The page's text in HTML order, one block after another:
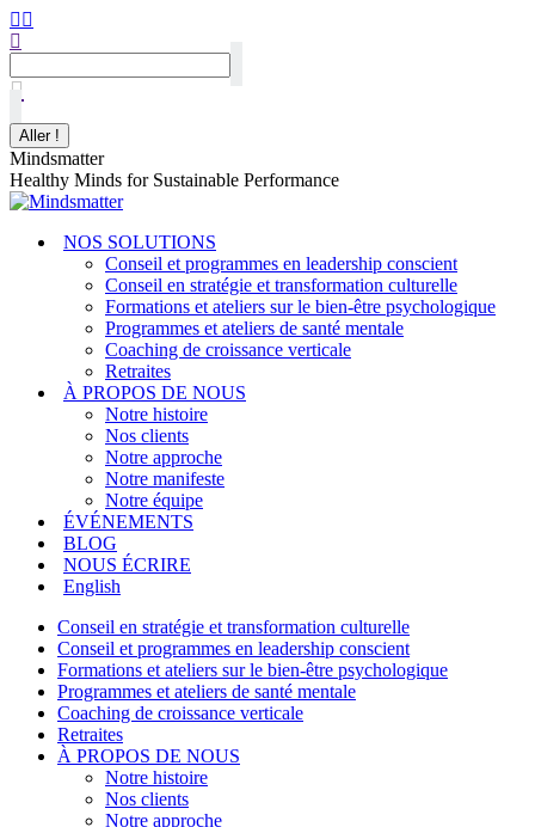
Mindsmatter
Healthy Minds for Sustainable Performance
NOS SOLUTIONS
Conseil et programmes en leadership conscient
Conseil en stratégie et transformation culturelle
Formations et ateliers sur le bien-être psychologique
Programmes et ateliers de santé mentale
Coaching de croissance verticale
Retraites
À PROPOS DE NOUS
Notre histoire
Nos clients
Notre approche
Notre manifeste
Notre équipe
ÉVÉNEMENTS
BLOG
NOUS ÉCRIRE
English
Conseil en stratégie et transformation culturelle
Conseil et programmes en leadership conscient
Formations et ateliers sur le bien-être psychologique
Programmes et ateliers de santé mentale
Coaching de croissance verticale
Retraites
À PROPOS DE NOUS
Notre histoire
Nos clients
Notre approche